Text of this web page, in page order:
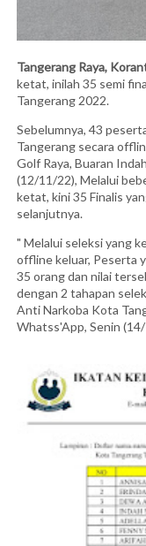
Tangerang Raya,
ketat, inilah 35 semi
Tangerang 2022.
Sebelumnya, 43
Tangerang secara
Golf Raya, Buaran
(12/11/22), Melalui
ketat, kini 35 Finalis
selanjutnya.
" Melalui seleksi yang
offline keluar, Peserta
35 orang dan nilai
dengan 2 tahapan
Anti Narkoba Kota
Whatss'App, Senin